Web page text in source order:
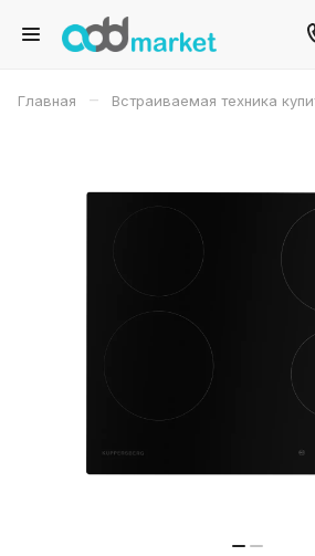
Главная – Встраиваемая техника